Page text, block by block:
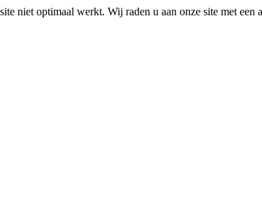
niet optimaal werkt. Wij raden u aan onze site met een